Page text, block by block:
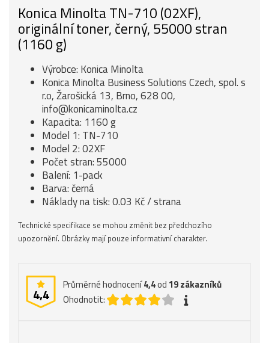
Konica Minolta TN-710 (02XF),
originální toner, černý, 55000 stran
(1160 g)
Výrobce: Konica Minolta
Konica Minolta Business Solutions Czech, spol. s
r.o, Žarošická 13, Brno, 628 00,
info@konicaminolta.cz
Kapacita: 1160 g
Model 1: TN-710
Model 2: 02XF
Počet stran: 55000
Balení: 1-pack
Barva: černá
Náklady na tisk: 0.03 Kč / strana
Technické specifikace se mohou změnit bez předchozího
upozornění. Obrázky mají pouze informativní charakter.
4,4
Průměrné hodnocení4,4od 19zákazníků
Ohodnotit: